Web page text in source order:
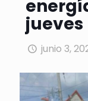
jueves
junio 3,